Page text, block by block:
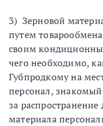
3) Зерновой
путем
своим
чего необходимо,
Губпродкому на
персонал,
за
материала